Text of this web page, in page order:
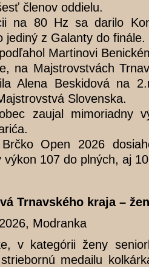
členov oddielu.
na 80 Hz sa darilo
jediný z Galanty do finále.
Martinovi
na Majstrovstvách
Alena Beskidová na
Slovenska.
zaujal mimoriadny
Open 2026
výkon 107 do plných, aj
Trnavského kraja –
Modranka
v kategórii ženy
medailu